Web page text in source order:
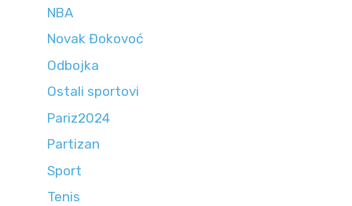
NBA
Novak Đokovoć
Odbojka
Ostali sportovi
Pariz2024
Partizan
Sport
Tenis